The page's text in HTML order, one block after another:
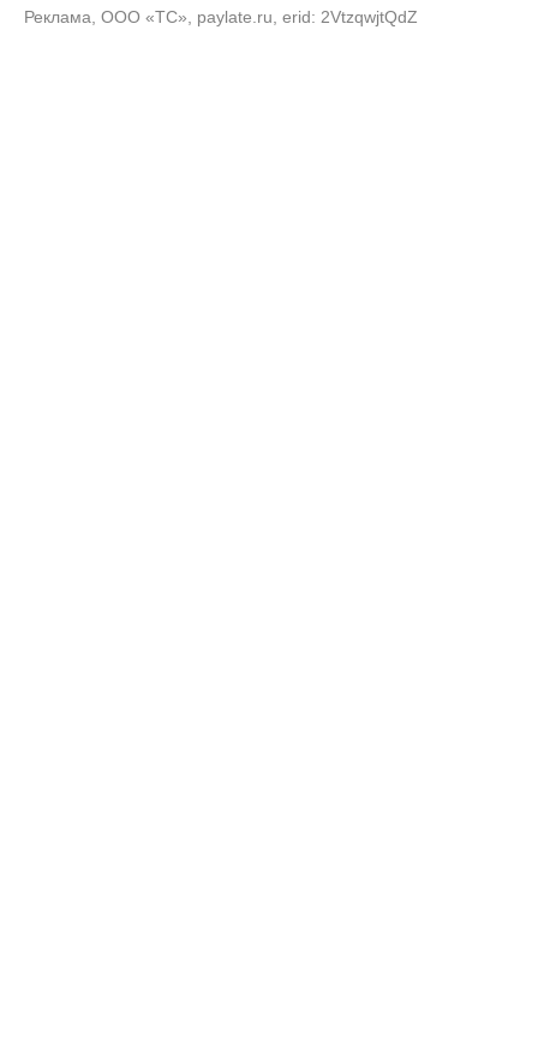
Реклама, ООО «ТС», paylate.ru, erid: 2VtzqwjtQdZ